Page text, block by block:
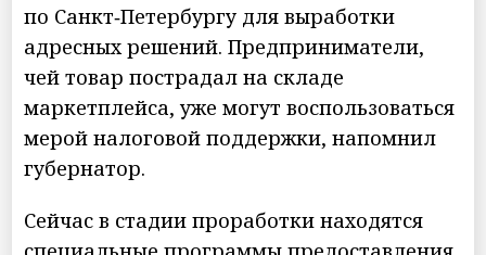
по Санкт‑Петербургу для выработки
адресных решений. Предприниматели,
чей товар пострадал на складе
маркетплейса, уже могут воспользоваться
мерой налоговой поддержки, напомнил
губернатор.
Сейчас в стадии проработки находятся